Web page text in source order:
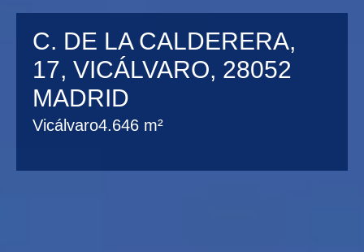
C. DE LA CALDERERA,
17, VICÁLVARO, 28052
MADRID
Vicálvaro4.646 m²